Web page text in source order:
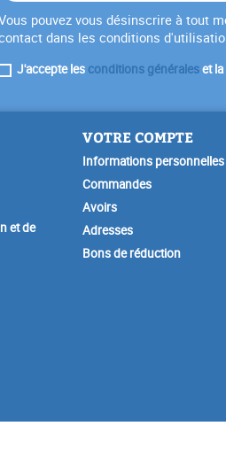
pouvez vous désinscrire à tout
dans les conditions
J'accepte les conditions généraleset la
et de
VOTRE COMPTE
Informations personnelles
Commandes
Avoirs
Adresses
Bons de réduction